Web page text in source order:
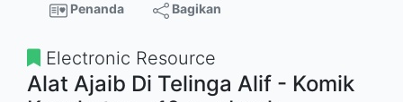
Penanda Bagikan
Electronic Resource
Alat Ajaib Di Telinga Alif - Komik